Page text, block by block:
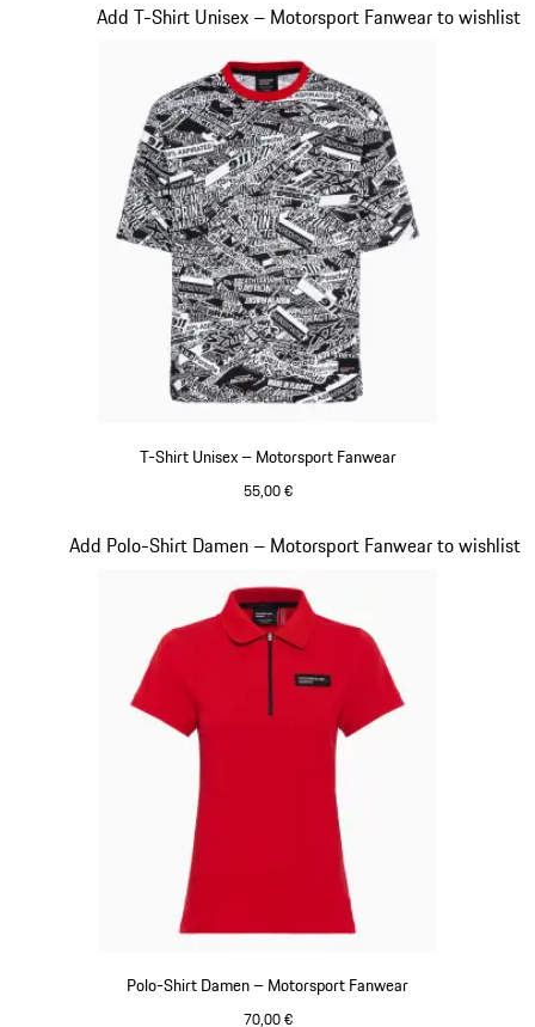
T-Shirt Unisex – Motorsport Fanwear
55,00 €
Add T-Shirt Unisex – Motorsport Fanwear to wishlist
Slide 17 von 20
Polo-Shirt Damen – Motorsport Fanwear
70,00 €
Add Polo-Shirt Damen – Motorsport Fanwear to wishlist
Slide 18 von 20